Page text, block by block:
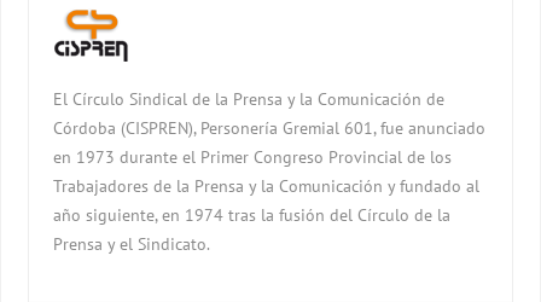
El Círculo Sindical de la Prensa y la Comunicación de
Córdoba (CISPREN), Personería Gremial 601, fue anunciado
en 1973 durante el Primer Congreso Provincial de los
Trabajadores de la Prensa y la Comunicación y fundado al
año siguiente, en 1974 tras la fusión del Círculo de la
Prensa y el Sindicato.